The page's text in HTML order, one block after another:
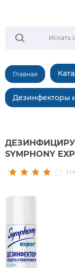
Главная
Дезинфекторы
SYMPHONY
( 1